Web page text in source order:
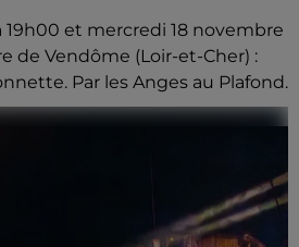
19h00 et mercredi 18 novembre
de Vendôme (Loir-et-Cher) :
Par les Anges au Plafond.